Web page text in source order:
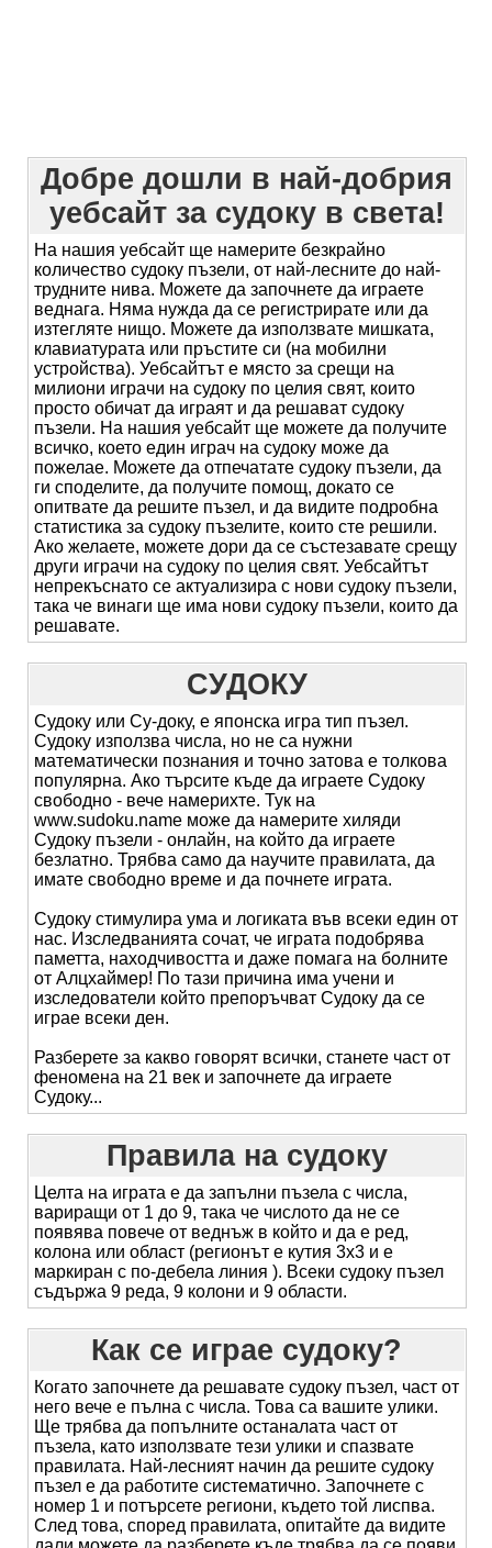
Добре дошли в най-добрия
уебсайт за судоку в света!
На нашия уебсайт ще намерите безкрайно
количество судоку пъзели, от най-лесните до най-
трудните нива. Можете да започнете да играете
веднага. Няма нужда да се регистрирате или да
изтегляте нищо. Можете да използвате мишката,
клавиатурата или пръстите си (на мобилни
устройства). Уебсайтът е място за срещи на
милиони играчи на судоку по целия свят, които
просто обичат да играят и да решават судоку
пъзели. На нашия уебсайт ще можете да получите
всичко, което един играч на судоку може да
пожелае. Можете да отпечатате судоку пъзели, да
ги споделите, да получите помощ, докато се
опитвате да решите пъзел, и да видите подробна
статистика за судоку пъзелите, които сте решили.
Ако желаете, можете дори да се състезавате срещу
други играчи на судоку по целия свят. Уебсайтът
непрекъснато се актуализира с нови судоку пъзели,
така че винаги ще има нови судоку пъзели, които да
решавате.
СУДОКУ
Судоку или Су-доку, е японска игра тип пъзел.
Судоку използва числа, но не са нужни
математически познания и точно затова е толкова
популярна. Ако търсите къде да играете Судоку
свободно - вече намерихте. Тук на
www.sudoku.name може да намерите хиляди
Судоку пъзели - онлайн, на който да играете
безлатно. Трябва само да научите правилата, да
имате свободно време и да почнете играта.
Судоку стимулира ума и логиката във всеки един от
нас. Изследванията сочат, че играта подобрява
паметта, находчивостта и даже помага на болните
от Алцхаймер! По тази причина има учени и
изследователи който препоръчват Судоку да се
играе всеки ден.
Разберете за какво говорят всички, станете част от
феномена на 21 век и започнете да играете
Судоку...
Правила на судоку
Целта на играта е да запълни пъзела с числа,
вариращи от 1 до 9, така че числото да не се
появява повече от веднъж в който и да е ред,
колона или област (регионът е кутия 3x3 и е
маркиран с по-дебела линия ). Всеки судоку пъзел
съдържа 9 реда, 9 колони и 9 области.
Как се играе судоку?
Когато започнете да решавате судоку пъзел, част от
него вече е пълна с числа. Това са вашите улики.
Ще трябва да попълните останалата част от
пъзела, като използвате тези улики и спазвате
правилата. Най-лесният начин да решите судоку
пъзел е да работите систематично. Започнете с
номер 1 и потърсете региони, където той лиспва.
След това, според правилата, опитайте да видите